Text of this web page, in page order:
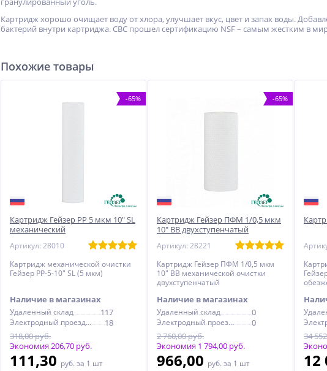
Картридж хорошо очищает воду от хлора, улучшает вкус, цвет и запах воды.
бактерий внутри картриджа. СВС прошел сертификацию NSF – самым жестким в
Похожие товары
-65%
Картридж Гейзер PP 5 мкм 10" SL
механический
Артикул: 28010
Картридж механической очистки
Гейзер PP-5-10" SL (5 мкм)
Наличие в магазинах
Удаленный склад 117
Электродный проезд, 6с1
18
318,00 руб.
Экономия 206,70 руб.
111,30 руб. за 1 шт
-65%
Картридж Гейзер ПФМ 1/0,5 мкм
10" BB двухступенчатый
Артикул: 28221
Картридж Гейзер ПФМ 1/0,5 мкм
10" BB механической очистки
двухступенчатый
Наличие в магазинах
Удаленный склад 0
Электродный проезд, 6с1
0
2 760,00 руб.
Экономия 1 794,00 руб.
966,00 руб. за 1 шт
34
12